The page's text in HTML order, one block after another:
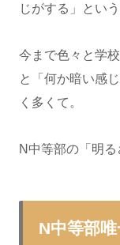
じがする」とい
今まで色々と学
と「何か暗い感
く多くて。
N中等部の「明る
N中等部